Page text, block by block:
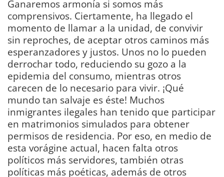
Ganaremos armonía si somos más
comprensivos. Ciertamente, ha llegado el
momento de llamar a la unidad, de convivir
sin reproches, de aceptar otros caminos más
esperanzadores y justos. Unos no lo pueden
derrochar todo, reduciendo su gozo a la
epidemia del consumo, mientras otros
carecen de lo necesario para vivir. ¡Qué
mundo tan salvaje es éste! Muchos
inmigrantes ilegales han tenido que participar
en matrimonios simulados para obtener
permisos de residencia. Por eso, en medio de
esta vorágine actual, hacen falta otros
políticos más servidores, también otras
políticas más poéticas, además de otros